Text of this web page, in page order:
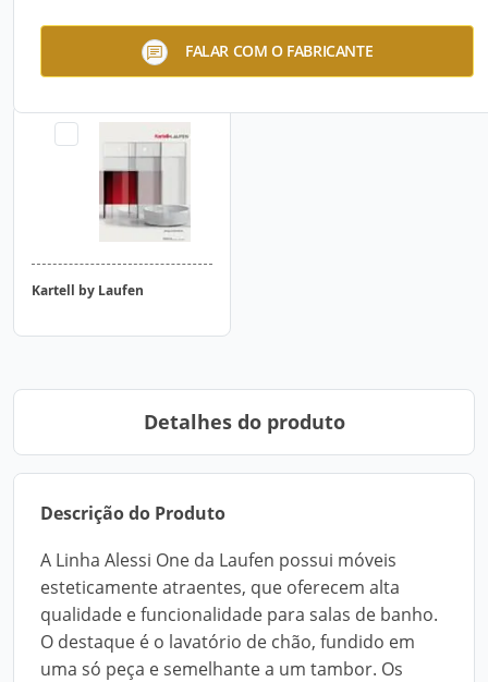
FALAR COM O FABRICANTE
Linha Living Square
Kartell by Laufen
Detalhes do produto
Descrição do Produto
A Linha Alessi One da Laufen possui móveis
esteticamente atraentes, que oferecem alta
qualidade e funcionalidade para salas de banho.
O destaque é o lavatório de chão, fundido em
uma só peça e semelhante a um tambor. Os